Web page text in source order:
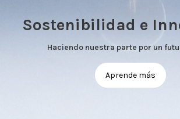
Sostenibilidad e
Haciendo nuestra parte por un
Aprende más